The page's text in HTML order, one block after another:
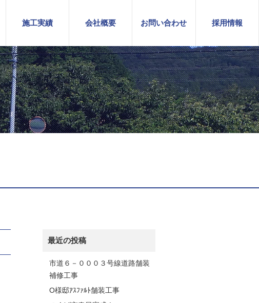
施工実績 会社概要 お問い合わせ 採用情報
最近の投稿
市道６－０００３号線道路舗装
補修工事
O様邸ｱｽﾌｧﾙﾄ舗装工事